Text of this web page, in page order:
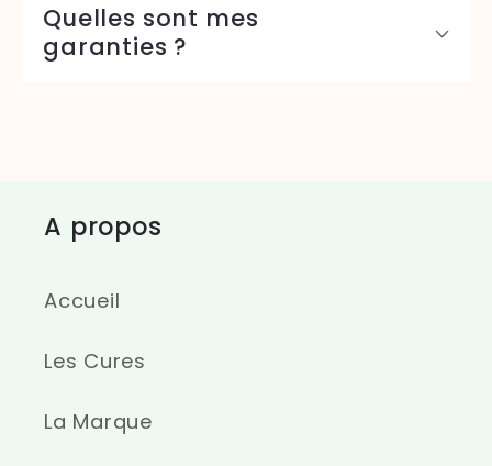
Quelles sont mes
garanties ?
A propos
Accueil
Les Cures
La Marque